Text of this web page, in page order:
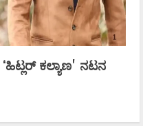
ಕಲ್ಯಾಣʼ ನಟನ